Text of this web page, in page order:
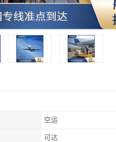
空运
可达